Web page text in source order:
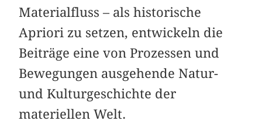
Materialfluss – als historische
Apriori zu setzen, entwickeln die
Beiträge eine von Prozessen und
Bewegungen ausgehende Natur-
und Kulturgeschichte der
materiellen Welt.